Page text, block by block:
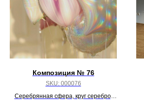
Композиция № 76
SKU: 000076
Серебрянная сфера, круг серебро,